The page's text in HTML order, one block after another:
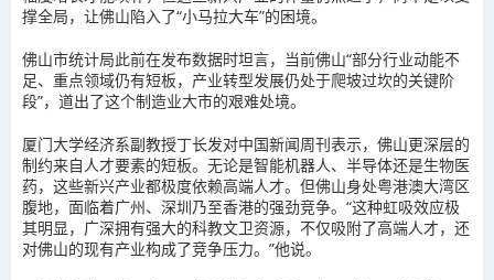
撑全局，让佛山陷入了“小马拉大车”的困境。
佛山市统计局此前在发布数据时坦言，当前佛山“部分行业动能不
足、重点领域仍有短板，产业转型发展仍处于爬坡过坎的关键阶
段”，道出了这个制造业大市的艰难处境。
厦门大学经济系副教授丁长发对中国新闻周刊表示，佛山更深层的
制约来自人才要素的短板。无论是智能机器人、半导体还是生物医
药，这些新兴产业都极度依赖高端人才。但佛山身处粤港澳大湾区
腹地，面临着广州、深圳乃至香港的强劲竞争。“这种虹吸效应极
其明显，广深拥有强大的科教文卫资源，不仅吸附了高端人才，还
对佛山的现有产业构成了竞争压力。”他说。